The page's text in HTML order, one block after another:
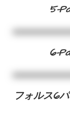
5-
6-
フォルス6